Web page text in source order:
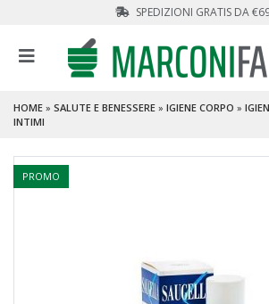
SPEDIZIONI GRATIS DA
HOME » SALUTE E BENESSERE » IGIENE CORPO »
INTIMI
PROMO